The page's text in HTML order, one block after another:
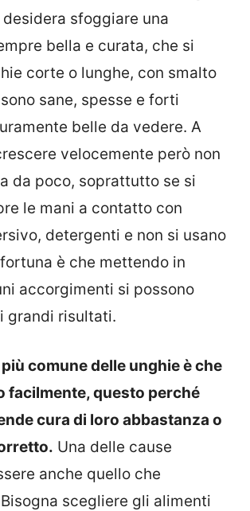
desidera sfoggiare una
bella e curata, che si
corte o lunghe, con smalto
sane, spesse e forti
belle da vedere. A
velocemente però non
da poco, soprattutto se si
le mani a contatto con
detergenti e non si usano
è che mettendo in
accorgimenti si possono
grandi risultati.
comune delle unghie è che
facilmente, questo perché
cura di loro abbastanza o
Una delle cause
anche quello che
scegliere gli alimenti